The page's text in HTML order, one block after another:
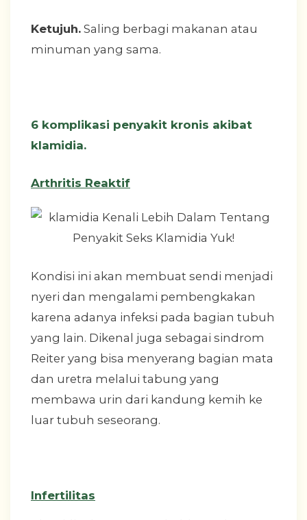
Ketujuh. Saling berbagi makanan atau
minuman yang sama.
6 komplikasi penyakit kronis akibat
klamidia.
Arthritis Reaktif
Kondisi ini akan membuat sendi menjadi
nyeri dan mengalami pembengkakan
karena adanya infeksi pada bagian tubuh
yang lain. Dikenal juga sebagai sindrom
Reiter yang bisa menyerang bagian mata
dan uretra melalui tabung yang
membawa urin dari kandung kemih ke
luar tubuh seseorang.
Infertilitas